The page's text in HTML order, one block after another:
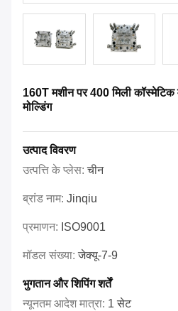
160T मशीन पर 400 मिली
मोल्डिंग
उत्पाद विवरण
उत्पत्ति के प्लेस:चीन
ब्रांड नाम: Jinqiu
प्रमाणन: ISO9001
मॉडल संख्या:जेक्यू-7-9
भुगतान और शिपिंग शर्तें
न्यूनतम आदेश मात्रा: 1 सेट